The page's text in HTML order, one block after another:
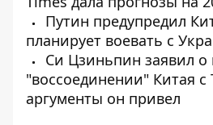
Путин предупредил
планирует воевать с
Си Цзиньпин заявил
"воссоединении" Китая
аргументы он привел